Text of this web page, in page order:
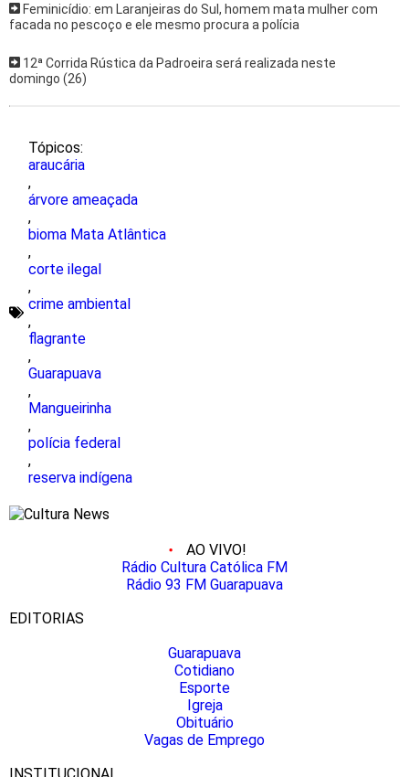
Feminicídio: em Laranjeiras do Sul, homem mata mulher com
facada no pescoço e ele mesmo procura a polícia
12ª Corrida Rústica da Padroeira será realizada neste
domingo (26)
Tópicos:
araucária
,
árvore ameaçada
,
bioma Mata Atlântica
,
corte ilegal
,
crime ambiental
,
flagrante
,
Guarapuava
,
Mangueirinha
,
polícia federal
,
reserva indígena
AO VIVO!
Rádio Cultura Católica FM
Rádio 93 FM Guarapuava
EDITORIAS
Guarapuava
Cotidiano
Esporte
Igreja
Obituário
Vagas de Emprego